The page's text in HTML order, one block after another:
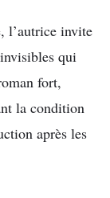
l’autrice invite
qui
fort,
la condition
après les